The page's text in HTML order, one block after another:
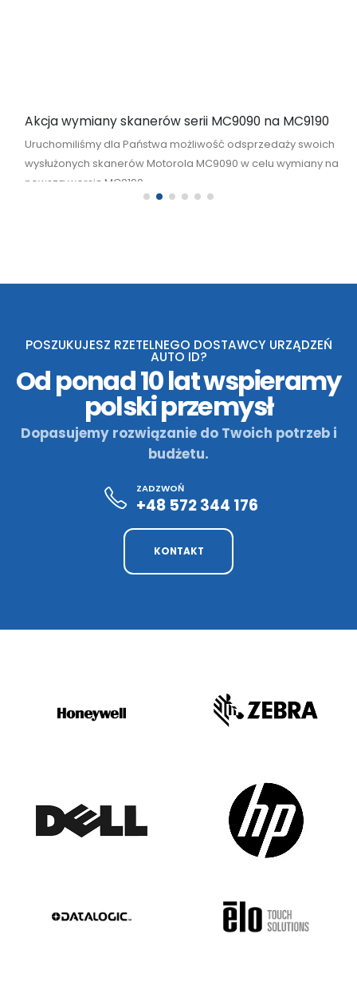
Akcja wymiany skanerów serii MC9090 na MC9190
Uruchomiliśmy dla Państwa możliwość odsprzedaży swoich
wysłużonych skanerów Motorola MC9090 w celu wymiany na
nowszą wersję MC9190
POSZUKUJESZ RZETELNEGO DOSTAWCY URZĄDZEŃ
AUTO ID?
Od ponad 10 lat wspieramy
polski przemysł
budżetu.
ZADZWOŃ
+48 572 344 176